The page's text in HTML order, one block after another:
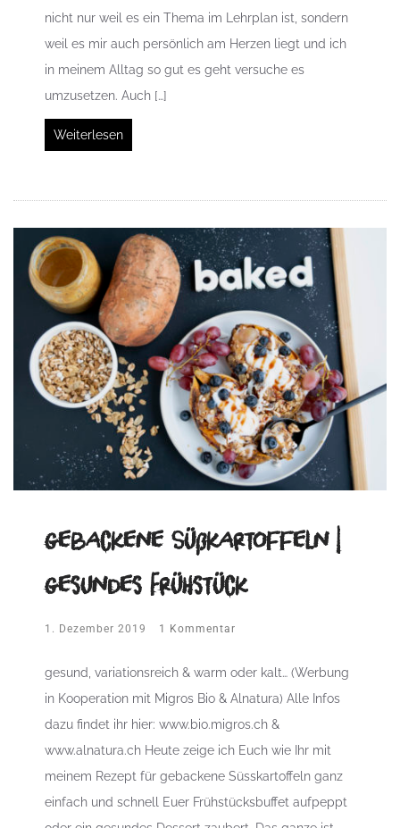
nicht nur weil es ein Thema im Lehrplan ist, sondern
weil es mir auch persönlich am Herzen liegt und ich
in meinem Alltag so gut es geht versuche es
umzusetzen. Auch […]
Weiterlesen
gebackene Süßkartoffeln |
gesundes Frühstück
1. Dezember 2019 1 Kommentar
gesund, variationsreich & warm oder kalt… (Werbung
in Kooperation mit Migros Bio & Alnatura) Alle Infos
dazu findet ihr hier: www.bio.migros.ch &
www.alnatura.ch Heute zeige ich Euch wie Ihr mit
meinem Rezept für gebackene Süsskartoffeln ganz
einfach und schnell Euer Frühstücksbuffet aufpeppt